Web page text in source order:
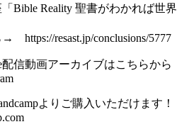
Bible Reality 聖書がわかれば世界
https://resast.jp/conclusions/5777
信動画アーカイブはこちらから
よりご購入いただけます！